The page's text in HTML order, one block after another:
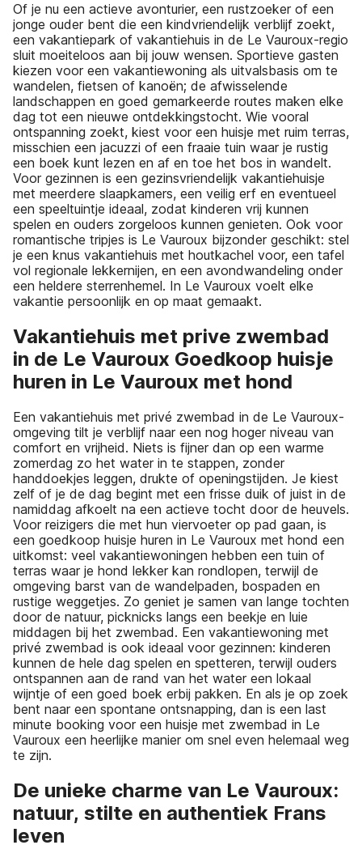
Of je nu een actieve avonturier, een rustzoeker of een
jonge ouder bent die een kindvriendelijk verblijf zoekt,
een vakantiepark of vakantiehuis in de Le Vauroux-regio
sluit moeiteloos aan bij jouw wensen. Sportieve gasten
kiezen voor een vakantiewoning als uitvalsbasis om te
wandelen, fietsen of kanoën; de afwisselende
landschappen en goed gemarkeerde routes maken elke
dag tot een nieuwe ontdekkingstocht. Wie vooral
ontspanning zoekt, kiest voor een huisje met ruim terras,
misschien een jacuzzi of een fraaie tuin waar je rustig
een boek kunt lezen en af en toe het bos in wandelt.
Voor gezinnen is een gezinsvriendelijk vakantiehuisje
met meerdere slaapkamers, een veilig erf en eventueel
een speeltuintje ideaal, zodat kinderen vrij kunnen
spelen en ouders zorgeloos kunnen genieten. Ook voor
romantische tripjes is Le Vauroux bijzonder geschikt: stel
je een knus vakantiehuis met houtkachel voor, een tafel
vol regionale lekkernijen, en een avondwandeling onder
een heldere sterrenhemel. In Le Vauroux voelt elke
vakantie persoonlijk en op maat gemaakt.
Vakantiehuis met prive zwembad
in de Le Vauroux Goedkoop huisje
huren in Le Vauroux met hond
Een vakantiehuis met privé zwembad in de Le Vauroux-
omgeving tilt je verblijf naar een nog hoger niveau van
comfort en vrijheid. Niets is fijner dan op een warme
zomerdag zo het water in te stappen, zonder
handdoekjes leggen, drukte of openingstijden. Je kiest
zelf of je de dag begint met een frisse duik of juist in de
namiddag afkoelt na een actieve tocht door de heuvels.
Voor reizigers die met hun viervoeter op pad gaan, is
een goedkoop huisje huren in Le Vauroux met hond een
uitkomst: veel vakantiewoningen hebben een tuin of
terras waar je hond lekker kan rondlopen, terwijl de
omgeving barst van de wandelpaden, bospaden en
rustige weggetjes. Zo geniet je samen van lange tochten
door de natuur, picknicks langs een beekje en luie
middagen bij het zwembad. Een vakantiewoning met
privé zwembad is ook ideaal voor gezinnen: kinderen
kunnen de hele dag spelen en spetteren, terwijl ouders
ontspannen aan de rand van het water een lokaal
wijntje of een goed boek erbij pakken. En als je op zoek
bent naar een spontane ontsnapping, dan is een last
minute booking voor een huisje met zwembad in Le
Vauroux een heerlijke manier om snel even helemaal weg
te zijn.
De unieke charme van Le Vauroux:
natuur, stilte en authentiek Frans
leven